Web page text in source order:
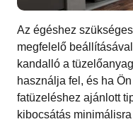
Az égéshez
megfelelő
kandalló a
használja fel, és ha
fatüzeléshez ajánlott
kibocsátás